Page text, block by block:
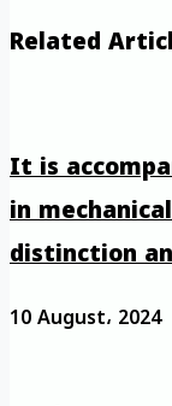
Related
It is
in
distinction
10 August، 2024